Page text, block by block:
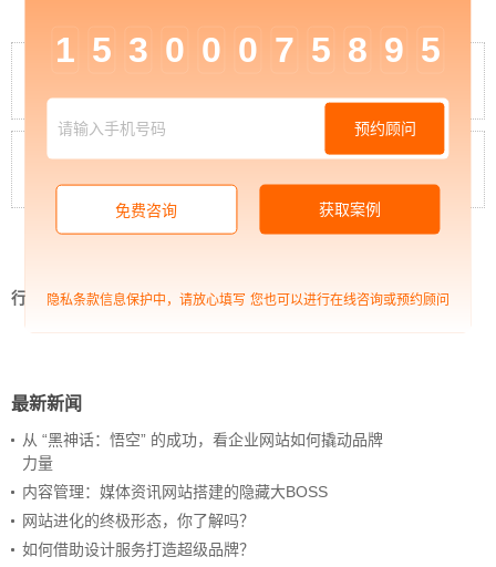
中企高呈：企业在APP软件开发过程中要及
时沟通
中企高呈：已有成熟电商平台，为什么还要
选择微信小程序定制开发？
行业资讯 >
中企高呈：社交电商系统开发：四种典
最新新闻
从 “黑神话：悟空” 的成功，看企业网站如何撬动品牌
力量
内容管理：媒体资讯网站搭建的隐藏大BOSS
网站进化的终极形态，你了解吗？
如何借助设计服务打造超级品牌？
1 5 3 0 0 0 7 5 8 9 5
预约顾问
免费咨询 获取案例
隐私条款信息保护中，请放心填写 您也可以进行在线咨询或预约顾问